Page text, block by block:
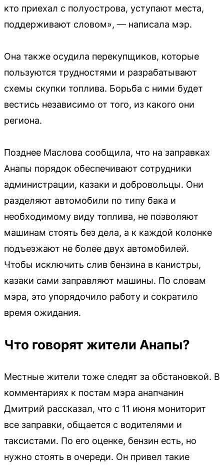
кто приехал с полуострова, уступают места,
поддерживают словом», — написала мэр.
Она также осудила перекупщиков, которые
пользуются трудностями и разрабатывают
схемы скупки топлива. Борьба с ними будет
вестись независимо от того, из какого они
региона.
Позднее Маслова сообщила, что на заправках
Анапы порядок обеспечивают сотрудники
администрации, казаки и добровольцы. Они
разделяют автомобили по типу бака и
необходимому виду топлива, не позволяют
машинам стоять без дела, а к каждой колонке
подъезжают не более двух автомобилей.
Чтобы исключить слив бензина в канистры,
казаки сами заправляют машины. По словам
мэра, это упорядочило работу и сократило
время ожидания.
Что говорят жители Анапы?
Местные жители тоже следят за обстановкой. В
комментариях к постам мэра анапчанин
Дмитрий рассказал, что с 11 июня мониторит
все заправки, общается с водителями и
таксистами. По его оценке, бензин есть, но
нужно стоять в очереди. Он привел такие